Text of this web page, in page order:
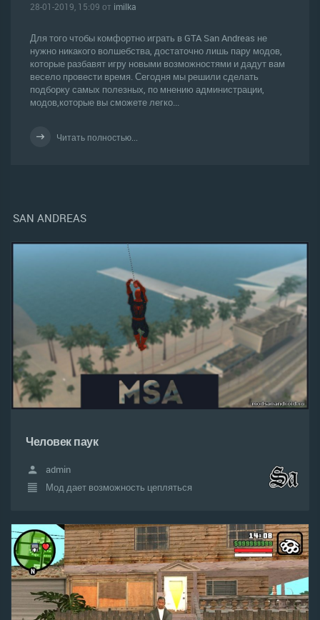
28-01-2019, 15:09 от imilka
Для того чтобы комфортно играть в GTA San Andreas не
нужно никакого волшебства, достаточно лишь пару модов,
которые разбавят игру новыми возможностями и дадут вам
весело провести время. Сегодня мы решили сделать
подборку самых полезных, по мнению администрации,
модов,которые вы сможете легко...
Читать полностью...
SAN ANDREAS
Человек паук
admin
Мод дает возможность цепляться